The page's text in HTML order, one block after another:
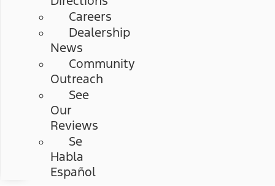
Careers
Dealership
News
Community
Outreach
See
Our
Reviews
Se
Habla
Español